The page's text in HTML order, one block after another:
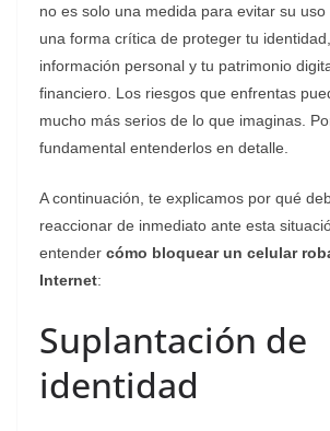
no es solo una medida para evitar su uso
una forma crítica de proteger tu
información personal y tu patrimonio
financiero. Los riesgos que enfrentas
mucho más serios de lo que imaginas.
fundamental entenderlos en detalle.
A continuación, te explicamos por qué
reaccionar de inmediato ante esta
entender cómo bloquear un celular
Internet:
Suplantación de
identidad